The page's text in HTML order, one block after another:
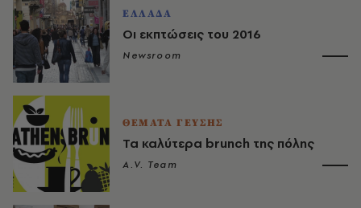
ΕΛΛΑΔΑ
Οι εκπτώσεις του 2016
Newsroom
ΘΕΜΑΤΑ ΓΕΥΣΗΣ
Τα καλύτερα brunch της πόλης
A.V. Team